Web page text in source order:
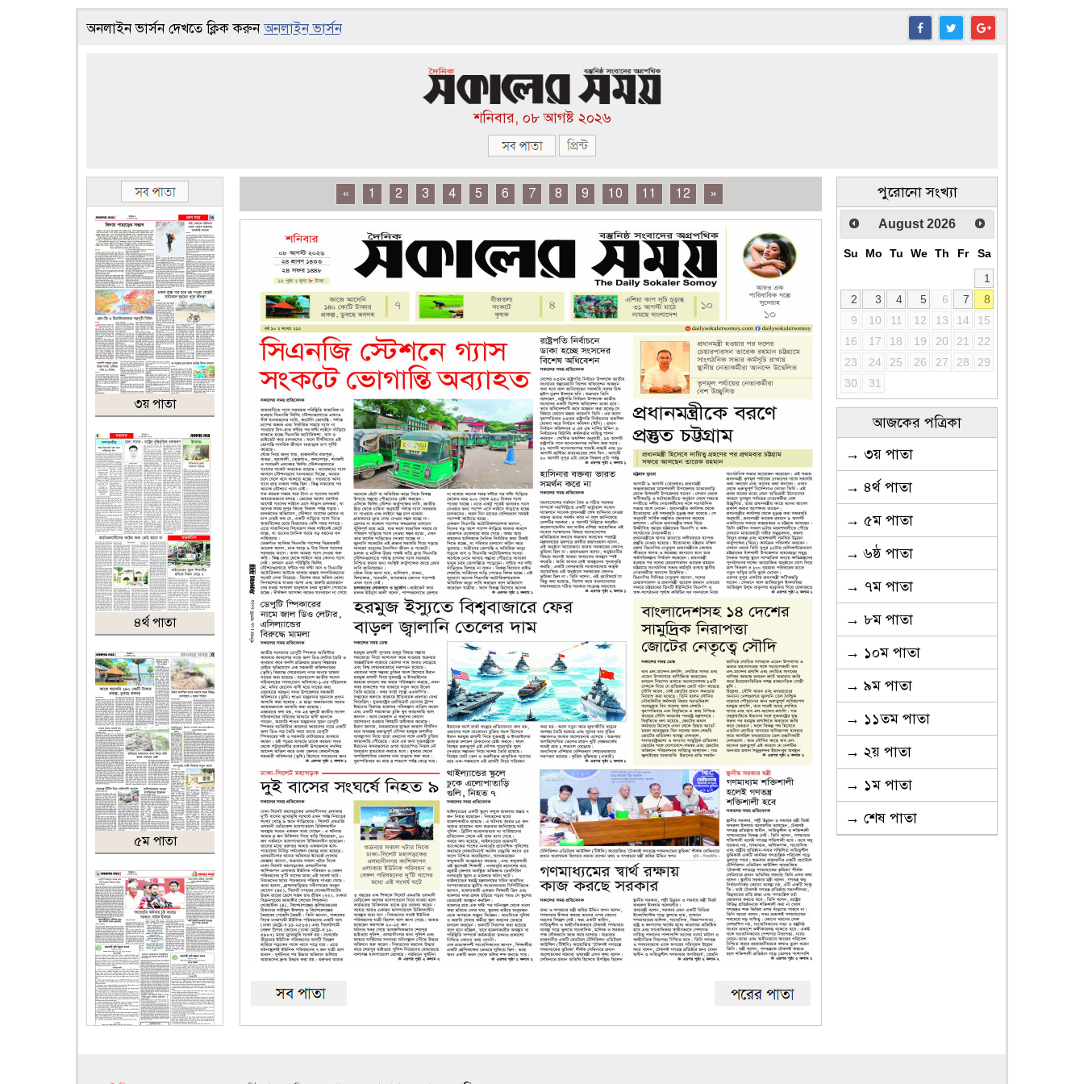
অনলাইন ভার্সন দেখতে ক্লিক করুনঅনলাইন ভার্সন
শনিবার, ০৮ আগষ্ট ২০২৬
৩য় পাতা
৪র্থ পাতা
৫ম পাতা
« 1 2 3 4 5 6 7 8 9 10 11 12 » পুরোনো সংখ্যা
August 2026
Su Mo Tu We Th Fr
Sa
1
2
3 4 5 6 7
8
9
10 11 12 13 14
15
16
17 18 19 20 21
22
23
24 25 26 27 28
29
30
31
আজকের পত্রিকা
→ ৩য় পাতা
→ ৪র্থ পাতা
→ ৫ম পাতা
→ ৬ষ্ঠ পাতা
→ ৭ম পাতা
→ ৮ম পাতা
→ ১০ম পাতা
→ ৯ম পাতা
→ ১১তম পাতা
→ ২য় পাতা
→ ১ম পাতা
→ শেষ পাতা